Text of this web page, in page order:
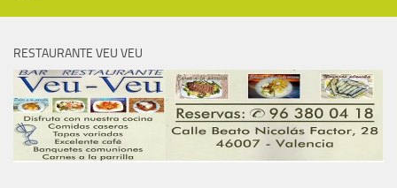
RESTAURANTE VEU VEU